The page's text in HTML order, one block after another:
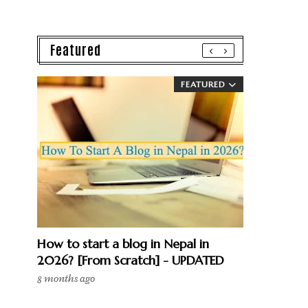
Featured
FEATURED
How to start a blog in Nepal in
2026? [From Scratch] - UPDATED
8 months ago